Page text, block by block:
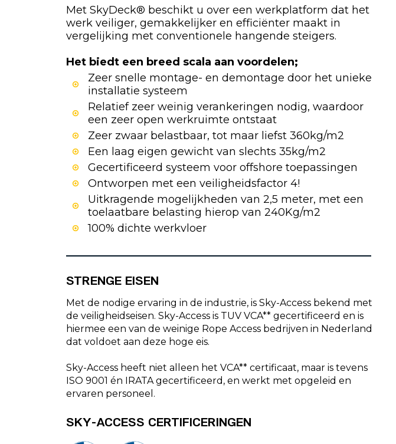
Met SkyDeck® beschikt u over een werkplatform dat het
werk veiliger, gemakkelijker en efficiënter maakt in
vergelijking met conventionele hangende steigers.
Het biedt een breed scala aan voordelen;
Zeer snelle montage- en demontage door het unieke
installatie systeem
Relatief zeer weinig verankeringen nodig, waardoor
een zeer open werkruimte ontstaat
Zeer zwaar belastbaar, tot maar liefst 360kg/m2
Een laag eigen gewicht van slechts 35kg/m2
Gecertificeerd systeem voor offshore toepassingen
Ontworpen met een veiligheidsfactor 4!
Uitkragende mogelijkheden van 2,5 meter, met een
toelaatbare belasting hierop van 240Kg/m2
100% dichte werkvloer
STRENGE EISEN
Met de nodige ervaring in de industrie, is Sky-Access bekend met
de veiligheidseisen. Sky-Access is TUV VCA** gecertificeerd en is
hiermee een van de weinige Rope Access bedrijven in Nederland
dat voldoet aan deze hoge eis.
Sky-Access heeft niet alleen het VCA** certificaat, maar is tevens
ISO 9001 én IRATA gecertificeerd, en werkt met opgeleid en
ervaren personeel.
SKY-ACCESS CERTIFICERINGEN